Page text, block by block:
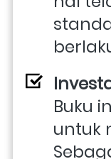
Buku
untuk